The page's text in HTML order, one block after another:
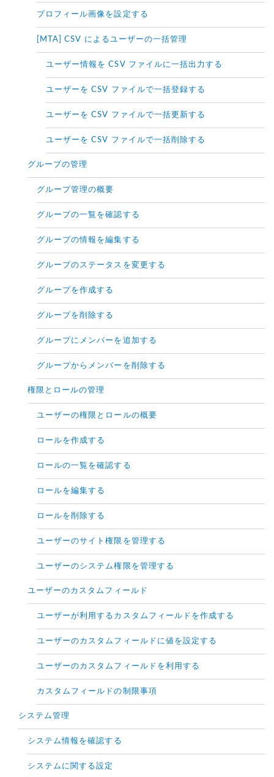
プロフィール画像を設定する
[MTA] CSV によるユーザーの一括管理
ユーザー情報を CSV ファイルに一括出力する
ユーザーを CSV ファイルで一括登録する
ユーザーを CSV ファイルで一括更新する
ユーザーを CSV ファイルで一括削除する
グループの管理
グループ管理の概要
グループの一覧を確認する
グループの情報を編集する
グループのステータスを変更する
グループを作成する
グループを削除する
グループにメンバーを追加する
グループからメンバーを削除する
権限とロールの管理
ユーザーの権限とロールの概要
ロールを作成する
ロールの一覧を確認する
ロールを編集する
ロールを削除する
ユーザーのサイト権限を管理する
ユーザーのシステム権限を管理する
ユーザーのカスタムフィールド
ユーザーが利用するカスタムフィールドを作成する
ユーザーのカスタムフィールドに値を設定する
ユーザーのカスタムフィールドを利用する
カスタムフィールドの制限事項
システム管理
システム情報を確認する
システムに関する設定